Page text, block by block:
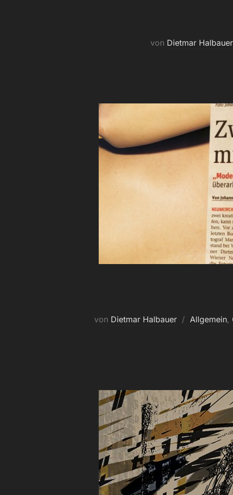
von Dietmar Halbauer
von Dietmar Halbauer Allgemein,